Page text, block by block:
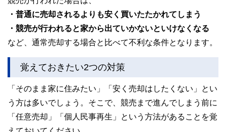
・普通に売却されるよりも安く買いたたかれてしまう
・競売が行われると家から出ていかないといけなくなる
など、通常売却する場合と比べて不利な条件となります。
覚えておきたい2つの対策
「そのまま家に住みたい」「安く売却はしたくない」とい
う方は多いでしょう。そこで、競売まで進んでしまう前に
「任意売却」「個人民事再生」という方法があることを覚